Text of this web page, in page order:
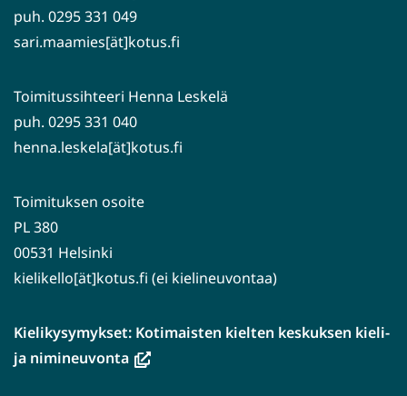
puh. 0295 331 049
sari.maamies[ät]kotus.fi
Toimitussihteeri Henna Leskelä
puh. 0295 331 040
henna.leskela[ät]kotus.fi
Toimituksen osoite
PL 380
00531 Helsinki
kielikello[ät]kotus.fi (ei kielineuvontaa)
Kielikysymykset: Kotimaisten kielten keskuksen kieli-
ja nimineuvonta(avautuu